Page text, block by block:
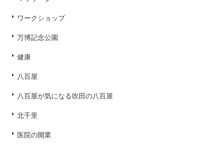
ワークショップ
万博記念公園
健康
八百屋
八百屋が気になる吹田の八百屋
北千里
医院の開業